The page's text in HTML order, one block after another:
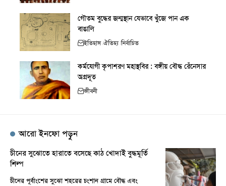
গৌতম বুদ্ধের জন্মস্থান যেভাবে খুঁজে পান এক
বাঙালি
ইতিহাস ঐতিহ্য নির্বাচিত
কর্মযোগী কৃপাশরণ মহাস্থবির : বঙ্গীয় বৌদ্ধ রেঁনেসার
অগ্রদূত
জীবনী
আরো ইনফো পড়ুন
চীনের সুঝোতে হারাতে বসেছে কাঠ খোদাই বুদ্ধমূর্তি
শিল্প
চীনের পূর্বাংশের সুঝো শহরের চংশান গ্রামে বৌদ্ধ এবং